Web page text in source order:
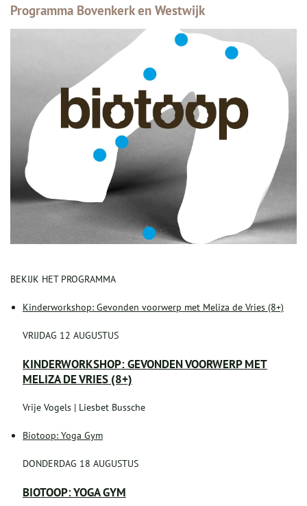
Programma Bovenkerk en Westwijk
BEKIJK HET PROGRAMMA
Kinderworkshop: Gevonden voorwerp met Meliza de Vries (8+)
VRIJDAG 12 AUGUSTUS
KINDERWORKSHOP: GEVONDEN VOORWERP MET
MELIZA DE VRIES (8+)
Vrije Vogels | Liesbet Bussche
Biotoop: Yoga Gym
DONDERDAG 18 AUGUSTUS
BIOTOOP: YOGA GYM